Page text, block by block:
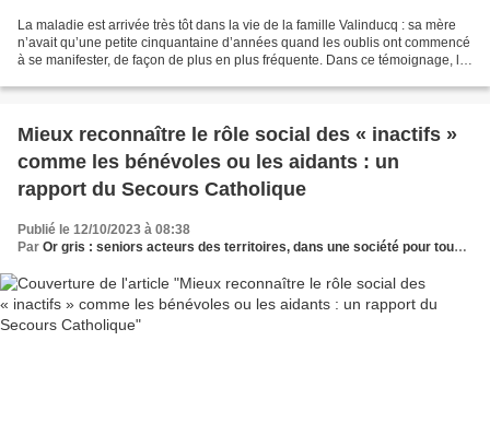
La maladie est arrivée très tôt dans la vie de la famille Valinducq : sa mère
n’avait qu’une petite cinquantaine d’années quand les oublis ont commencé
à se manifester, de façon de plus en plus fréquente. Dans ce témoignage, le
Mieux reconnaître le rôle social des « inactifs »
comme les bénévoles ou les aidants : un
rapport du Secours Catholique
Publié le 12/10/2023 à 08:38
Par Or gris : seniors acteurs des territoires, dans une société pour tous les âges